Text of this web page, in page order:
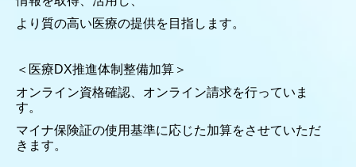
より質の高い医療の提供を目指します。
＜医療DX推進体制整備加算＞
オンライン資格確認、オンライン請求を行っていま
す。
マイナ保険証の使用基準に応じた加算をさせていただ
きます。